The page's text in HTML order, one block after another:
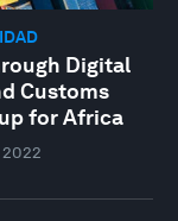
Digital
Customs
for Africa
2022